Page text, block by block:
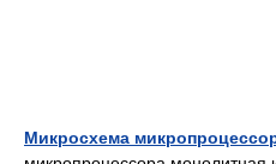
Микросхема